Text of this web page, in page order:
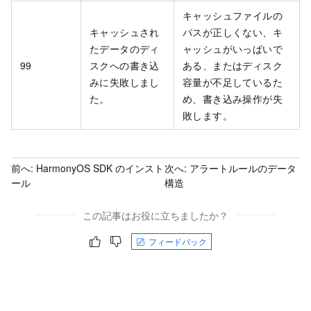
99
キャッシュされ
たデータのディ
スクへの書き込
みに失敗しまし
た。
キャッシュファイルの
パスが正しくない、キ
ャッシュがいっぱいで
ある、またはディスク
容量が不足しているた
め、書き込み操作が失
敗します。
前へ: HarmonyOS SDK のインスト
ール
次へ: アラートルールのデータ
構造
この記事はお役に立ちましたか？
フィードバック